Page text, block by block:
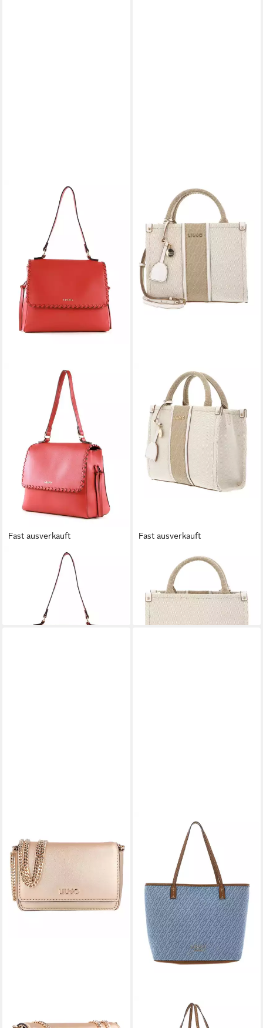
Fast ausverkauft
Schultertasche Estrosa
UVP 149,00 €
lieferbar - in 2-3 Werktagen bei dir
Fast ausverkauft
Handtasche Tote Bag
94,48 € UVP
-32%
lieferbar - in 2-3 Werktagen bei dir